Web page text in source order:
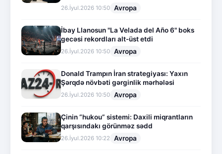
26.İyul.2026 10:50 Avropa
İbay Llanosun "La Velada del Año 6" boks
gecəsi rekordları alt-üst etdi
26.İyul.2026 10:50 Avropa
Donald Trampın İran strategiyası: Yaxın
Şərqdə növbəti gərginlik mərhələsi
26.İyul.2026 10:50 Avropa
Çinin “hukou” sistemi: Daxili miqrantların
qarşısındakı görünməz sədd
26.İyul.2026 10:22 Avropa